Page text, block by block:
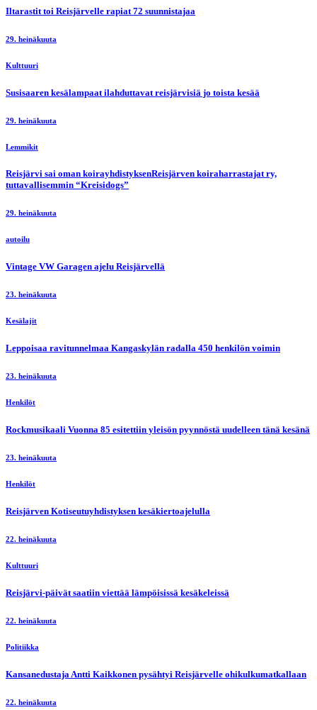
Iltarastit toi Reisjärvelle rapiat 72 suunnistajaa
29. heinäkuuta
Kulttuuri
Susisaaren kesälampaat ilahduttavat reisjärvisiä jo toista kesää
29. heinäkuuta
Lemmikit
Reisjärvi sai oman koirayhdistyksenReisjärven koiraharrastajat ry,
tuttavallisemmin “Kreisidogs”
29. heinäkuuta
autoilu
Vintage VW Garagen ajelu Reisjärvellä
23. heinäkuuta
Kesälajit
Leppoisaa ravitunnelmaa Kangaskylän radalla 450 henkilön voimin
23. heinäkuuta
Henkilöt
Rockmusikaali Vuonna 85 esitettiin yleisön pyynnöstä uudelleen tänä kesänä
23. heinäkuuta
Henkilöt
Reisjärven Kotiseutuyhdistyksen kesäkiertoajelulla
22. heinäkuuta
Kulttuuri
Reisjärvi-päivät saatiin viettää lämpöisissä kesäkeleissä
22. heinäkuuta
Politiikka
Kansanedustaja Antti Kaikkonen pysähtyi Reisjärvelle ohikulkumatkallaan
22. heinäkuuta